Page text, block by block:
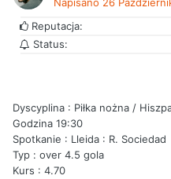
Napisano 26
Reputacja:
Status:
Dyscyplina : Piłka nożna /
Godzina 19:30
Spotkanie : Lleida : R. Sociedad
Typ : over 4.5 gola
Kurs : 4.70